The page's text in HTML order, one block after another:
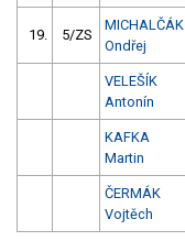
19. 5/ZS
MICHALČÁK
Ondřej
VELEŠÍK
Antonín
KAFKA
Martin
ČERMÁK
Vojtěch